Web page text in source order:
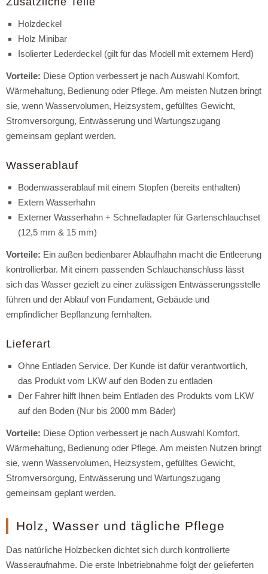
Holzdeckel
Holz Minibar
Isolierter Lederdeckel (gilt für das Modell mit externem Herd)
Vorteile: Diese Option verbessert je nach Auswahl Komfort,
Wärmehaltung, Bedienung oder Pflege. Am meisten Nutzen bringt
sie, wenn Wasservolumen, Heizsystem, gefülltes Gewicht,
Stromversorgung, Entwässerung und Wartungszugang
gemeinsam geplant werden.
Wasserablauf
Bodenwasserablauf mit einem Stopfen (bereits enthalten)
Extern Wasserhahn
Externer Wasserhahn + Schnelladapter für Gartenschlauchset
(12,5 mm & 15 mm)
Vorteile: Ein außen bedienbarer Ablaufhahn macht die Entleerung
kontrollierbar. Mit einem passenden Schlauchanschluss lässt
sich das Wasser gezielt zu einer zulässigen Entwässerungsstelle
führen und der Ablauf von Fundament, Gebäude und
empfindlicher Bepflanzung fernhalten.
Lieferart
Ohne Entladen Service. Der Kunde ist dafür verantwortlich,
das Produkt vom LKW auf den Boden zu entladen
Der Fahrer hilft Ihnen beim Entladen des Produkts vom LKW
auf den Boden (Nur bis 2000 mm Bäder)
Vorteile: Diese Option verbessert je nach Auswahl Komfort,
Wärmehaltung, Bedienung oder Pflege. Am meisten Nutzen bringt
sie, wenn Wasservolumen, Heizsystem, gefülltes Gewicht,
Stromversorgung, Entwässerung und Wartungszugang
gemeinsam geplant werden.
Holz, Wasser und tägliche Pflege
Das natürliche Holzbecken dichtet sich durch kontrollierte
Wasseraufnahme. Die erste Inbetriebnahme folgt der gelieferten